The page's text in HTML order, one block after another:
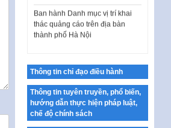
thác quảng cáo trên địa bàn
thành phố Hà Nội
tưởng của Đảng…
Công bố công khai dự toán kinh
phí xây dựng pháp luật, hoàn
thiện thể chế, chính…
Quy định về nghiên cứu, ứng
Thông tin chỉ đạo điều hành
Thông tin tuyên truyền, phổ biến,
hướng dẫn thực hiện pháp luật,
chế độ chính sách